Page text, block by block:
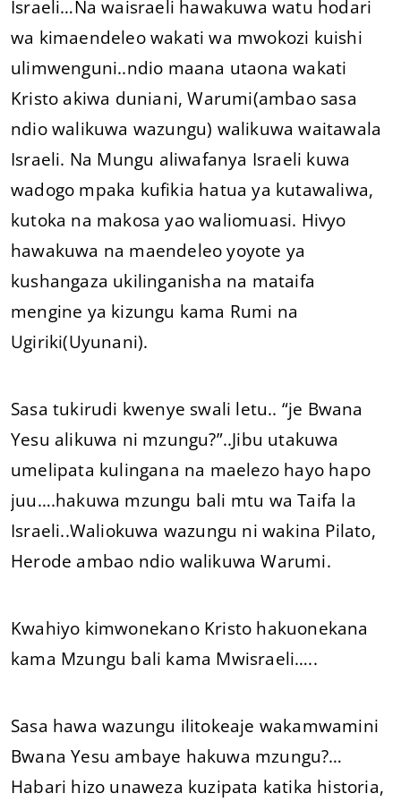
Israeli…Na waisraeli hawakuwa watu hodari
wa kimaendeleo wakati wa mwokozi kuishi
ulimwenguni..ndio maana utaona wakati
Kristo akiwa duniani, Warumi(ambao sasa
ndio walikuwa wazungu) walikuwa waitawala
Israeli. Na Mungu aliwafanya Israeli kuwa
wadogo mpaka kufikia hatua ya kutawaliwa,
kutoka na makosa yao waliomuasi. Hivyo
hawakuwa na maendeleo yoyote ya
kushangaza ukilinganisha na mataifa
mengine ya kizungu kama Rumi na
Ugiriki(Uyunani).
Sasa tukirudi kwenye swali letu.. “je Bwana
Yesu alikuwa ni mzungu?”..Jibu utakuwa
umelipata kulingana na maelezo hayo hapo
juu….hakuwa mzungu bali mtu wa Taifa la
Israeli..Waliokuwa wazungu ni wakina Pilato,
Herode ambao ndio walikuwa Warumi.
Kwahiyo kimwonekano Kristo hakuonekana
kama Mzungu bali kama Mwisraeli…..
Sasa hawa wazungu ilitokeaje wakamwamini
Bwana Yesu ambaye hakuwa mzungu?…
Habari hizo unaweza kuzipata katika historia,